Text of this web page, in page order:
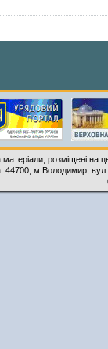
матеріали, розміщені на
44700, м.Володимир,